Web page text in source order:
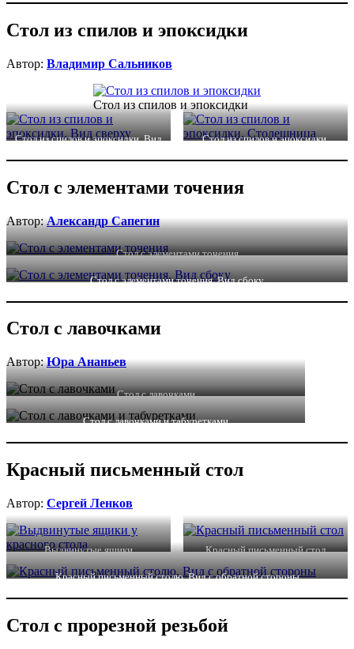
Стол из спилов и эпоксидки
Автор: Владимир Сальников
Стол из спилов и эпоксидки
Стол из спилов и эпоксидки. Вид
Стол из спилов и эпоксидки.
Стол с элементами точения
Автор:Александр Сапегин
Стол с элементами точения
Стол с элементами точения. Вид сбоку
Стол с лавочками
Автор:Юра Ананьев
Стол с лавочками
Стол с лавочками и табуретками
Красный письменный стол
Автор: Сергей Ленков
Выдвинутые ящики Красный письменный стол
Красный письменный столю. Вид с обратной стороны
Стол с прорезной резьбой